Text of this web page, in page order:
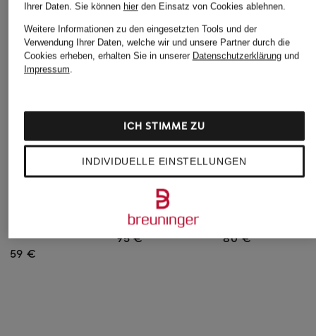
59 €
SIMONE PÉRÈLE
Spacer-BH DÉLICE
95 € 80 €
Ihrer Daten. Sie können hierden Einsatz von Cookies ablehnen.
Weitere Informationen zu den eingesetzten Tools und der
Verwendung Ihrer Daten, welche wir und unsere Partner durch die
Cookies erheben, erhalten Sie in unserer Datenschutzerklärungund
Impressum.
INDIVIDUELLE EINSTELLUNGEN
ICH STIMME ZU